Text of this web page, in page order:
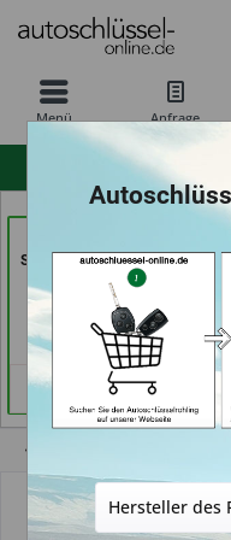
Menü Anfrage
Sicherheitstechnik Güler
GmbH (in Karlsruhe)
Händlerprofil